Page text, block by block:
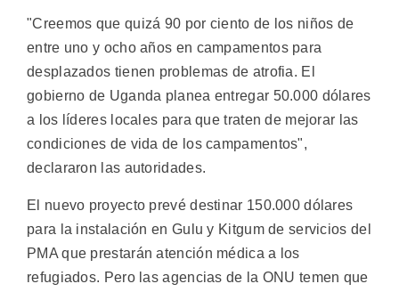
"Creemos que quizá 90 por ciento de los niños de
entre uno y ocho años en campamentos para
desplazados tienen problemas de atrofia. El
gobierno de Uganda planea entregar 50.000 dólares
a los líderes locales para que traten de mejorar las
condiciones de vida de los campamentos",
declararon las autoridades.
El nuevo proyecto prevé destinar 150.000 dólares
para la instalación en Gulu y Kitgum de servicios del
PMA que prestarán atención médica a los
refugiados. Pero las agencias de la ONU temen que